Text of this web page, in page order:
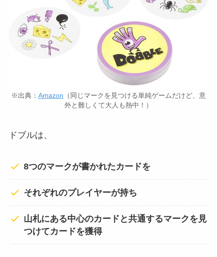
※出典： Amazon （同じマークを見つける単純ゲームだけど、意
外と難しくて大人も熱中！）
ドブルは、
8つのマークが書かれたカードを
それぞれのプレイヤーが持ち
山札にある中心のカードと共通するマークを見
つけてカードを獲得